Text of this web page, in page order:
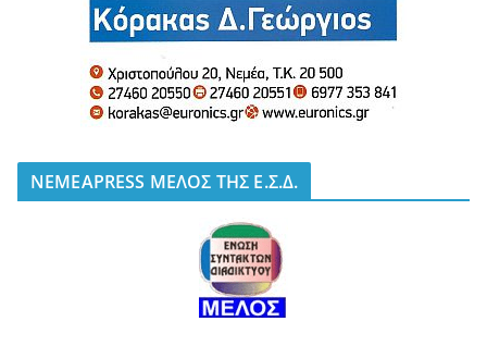
NEMEAPRESS ΜΕΛΟΣ ΤΗΣ Ε.Σ.Δ.